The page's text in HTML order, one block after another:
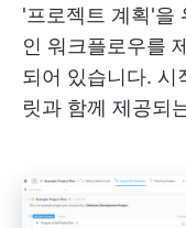
'프로젝트 계획'을
인 워크플로우를
되어 있습니다. 시
릿과 함께 제공되